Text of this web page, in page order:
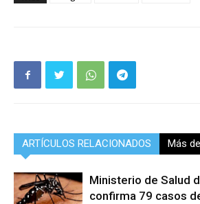
ARTÍCULOS RELACIONADOS Más
Ministerio de Salud
confirma 79 casos